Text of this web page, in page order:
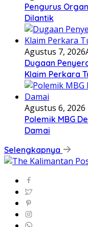
Pengurus
Dilantik
Agustus 7, 2026
Dugaan
Klaim Perkara
Agustus 6, 2026
Polemik MBG
Damai
Selengkapnya